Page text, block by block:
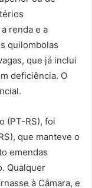
renda e a
quilombolas
que já inclui
deficiência. O
(PT-RS), foi
que manteve o
emendas
Qualquer
à Câmara, e